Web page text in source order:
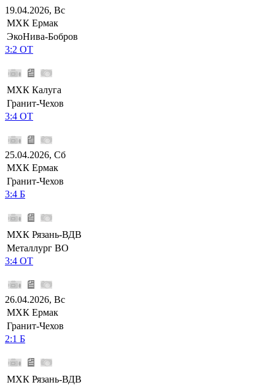
19.04.2026, Вс
МХК Ермак
ЭкоНива-Бобров
3:2 ОТ
МХК Калуга
Гранит-Чехов
3:4 ОТ
25.04.2026, Сб
МХК Ермак
Гранит-Чехов
3:4 Б
МХК Рязань-ВДВ
Металлург ВО
3:4 ОТ
26.04.2026, Вс
МХК Ермак
Гранит-Чехов
2:1 Б
МХК Рязань-ВДВ